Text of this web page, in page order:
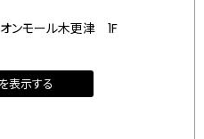
ンモール木更津 1F
表示する